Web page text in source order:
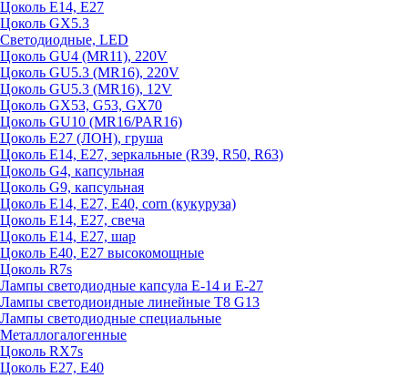
Цоколь E14, E27
Цоколь GX5.3
Светодиодные, LED
Цоколь GU4 (MR11), 220V
Цоколь GU5.3 (MR16), 220V
Цоколь GU5.3 (MR16), 12V
Цоколь GX53, G53, GX70
Цоколь GU10 (MR16/PAR16)
Цоколь Е27 (ЛОН), груша
Цоколь Е14, Е27, зеркальные (R39, R50, R63)
Цоколь G4, капсульная
Цоколь G9, капсульная
Цоколь Е14, Е27, Е40, corn (кукуруза)
Цоколь Е14, Е27, свеча
Цоколь Е14, Е27, шар
Цоколь Е40, Е27 высокомощные
Цоколь R7s
Лампы светодиодные капсула Е-14 и Е-27
Лампы светодиоидные линейные T8 G13
Лампы светодиодные специальные
Металлогалогенные
Цоколь RX7s
Цоколь Е27, E40